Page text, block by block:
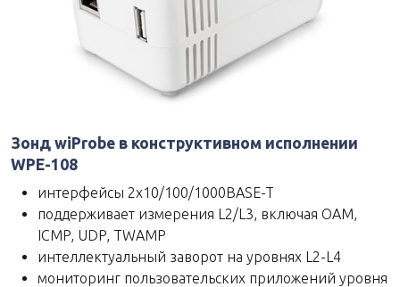
Зонд wiProbe в конструктивном исполнении
WPE-108
интерфейcы 2х10/100/1000BASE-T
поддерживает измерения L2/L3, включая OAM,
ICMP, UDP, TWAMP
интеллектуальный заворот на уровнях L2-L4
мониторинг пользовательских приложений уровня